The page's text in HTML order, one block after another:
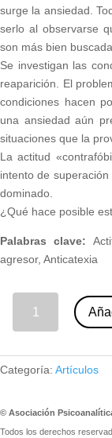
surge la ansiedad.
serlo al observarse
son más bien
Se investigan las
reaparición. El
condiciones hacen
una ansiedad aún
situaciones que la
La actitud
intento de
dominado.
¿Qué hace posible
Palabras clave:
agresor, Anticatexia
Categoría: Artículos
© Asociación
Todos los derechos